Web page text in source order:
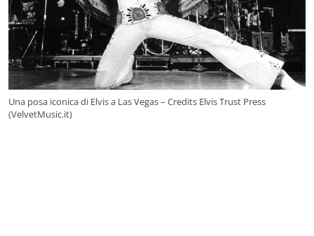
Una posa iconica di Elvis a Las Vegas – Credits Elvis Trust Press
(VelvetMusic.it)